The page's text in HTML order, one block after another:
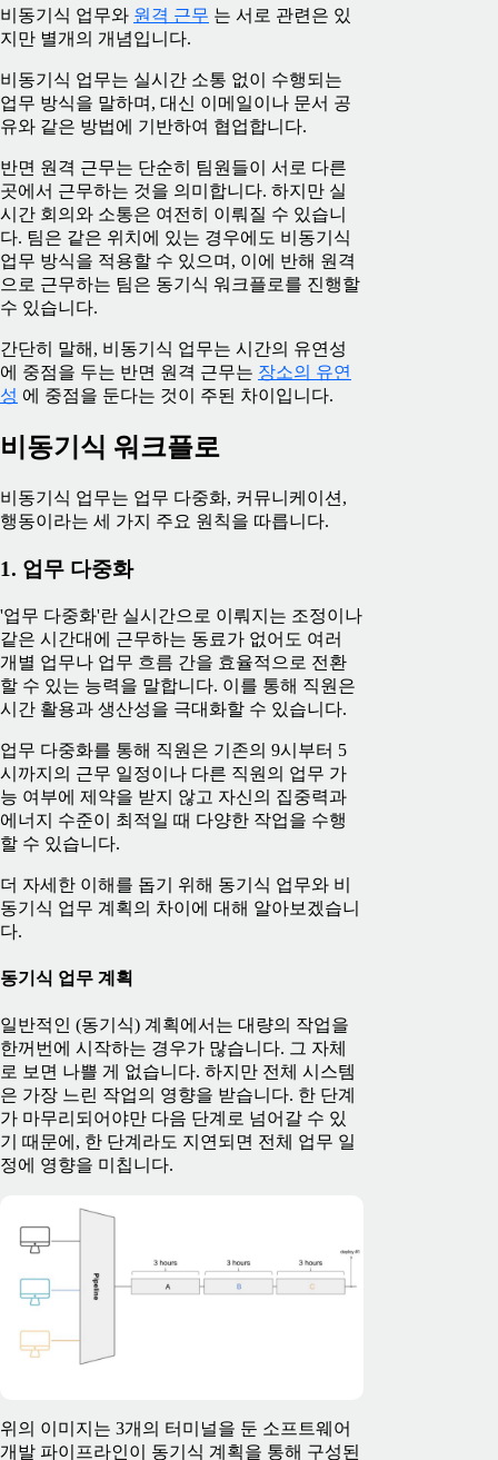
비동기식 업무와 원격 근무 는 서로 관련은 있
지만 별개의 개념입니다.
비동기식 업무는 실시간 소통 없이 수행되는
업무 방식을 말하며, 대신 이메일이나 문서 공
유와 같은 방법에 기반하여 협업합니다.
반면 원격 근무는 단순히 팀원들이 서로 다른
곳에서 근무하는 것을 의미합니다. 하지만 실
시간 회의와 소통은 여전히 이뤄질 수 있습니
다. 팀은 같은 위치에 있는 경우에도 비동기식
업무 방식을 적용할 수 있으며, 이에 반해 원격
으로 근무하는 팀은 동기식 워크플로를 진행할
수 있습니다.
간단히 말해, 비동기식 업무는 시간의 유연성
에 중점을 두는 반면 원격 근무는 장소의 유연
성 에 중점을 둔다는 것이 주된 차이입니다.
비동기식 워크플로
비동기식 업무는 업무 다중화, 커뮤니케이션,
행동이라는 세 가지 주요 원칙을 따릅니다.
1. 업무 다중화
'업무 다중화'란 실시간으로 이뤄지는 조정이나
같은 시간대에 근무하는 동료가 없어도 여러
개별 업무나 업무 흐름 간을 효율적으로 전환
할 수 있는 능력을 말합니다. 이를 통해 직원은
시간 활용과 생산성을 극대화할 수 있습니다.
업무 다중화를 통해 직원은 기존의 9시부터 5
시까지의 근무 일정이나 다른 직원의 업무 가
능 여부에 제약을 받지 않고 자신의 집중력과
에너지 수준이 최적일 때 다양한 작업을 수행
할 수 있습니다.
더 자세한 이해를 돕기 위해 동기식 업무와 비
동기식 업무 계획의 차이에 대해 알아보겠습니
다.
동기식 업무 계획
일반적인 (동기식) 계획에서는 대량의 작업을
한꺼번에 시작하는 경우가 많습니다. 그 자체
로 보면 나쁠 게 없습니다. 하지만 전체 시스템
은 가장 느린 작업의 영향을 받습니다. 한 단계
가 마무리되어야만 다음 단계로 넘어갈 수 있
기 때문에, 한 단계라도 지연되면 전체 업무 일
정에 영향을 미칩니다.
위의 이미지는 3개의 터미널을 둔 소프트웨어
개발 파이프라인이 동기식 계획을 통해 구성된